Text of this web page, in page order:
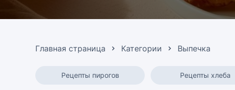
Главная страница Категории Выпечка
Рецепты пирогов Рецепты хлеба